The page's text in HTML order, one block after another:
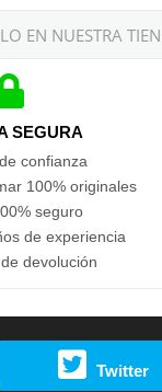
EN NUESTRA
SEGURA
confianza
100% originales
seguro
de experiencia
devolución
Twitter